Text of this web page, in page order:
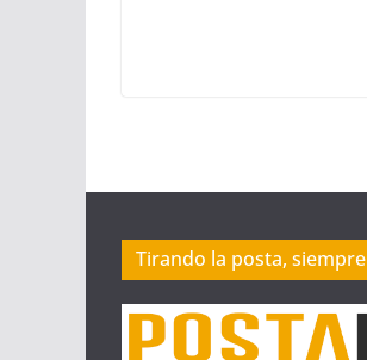
Tirando la posta, siempre